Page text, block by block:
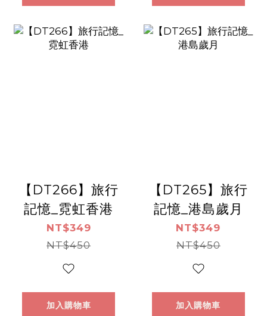
【DT266】旅行
記憶_霓虹香港
NT$349
NT$450
加入購物車
【DT265】旅行
記憶_港島歲月
NT$349
NT$450
加入購物車